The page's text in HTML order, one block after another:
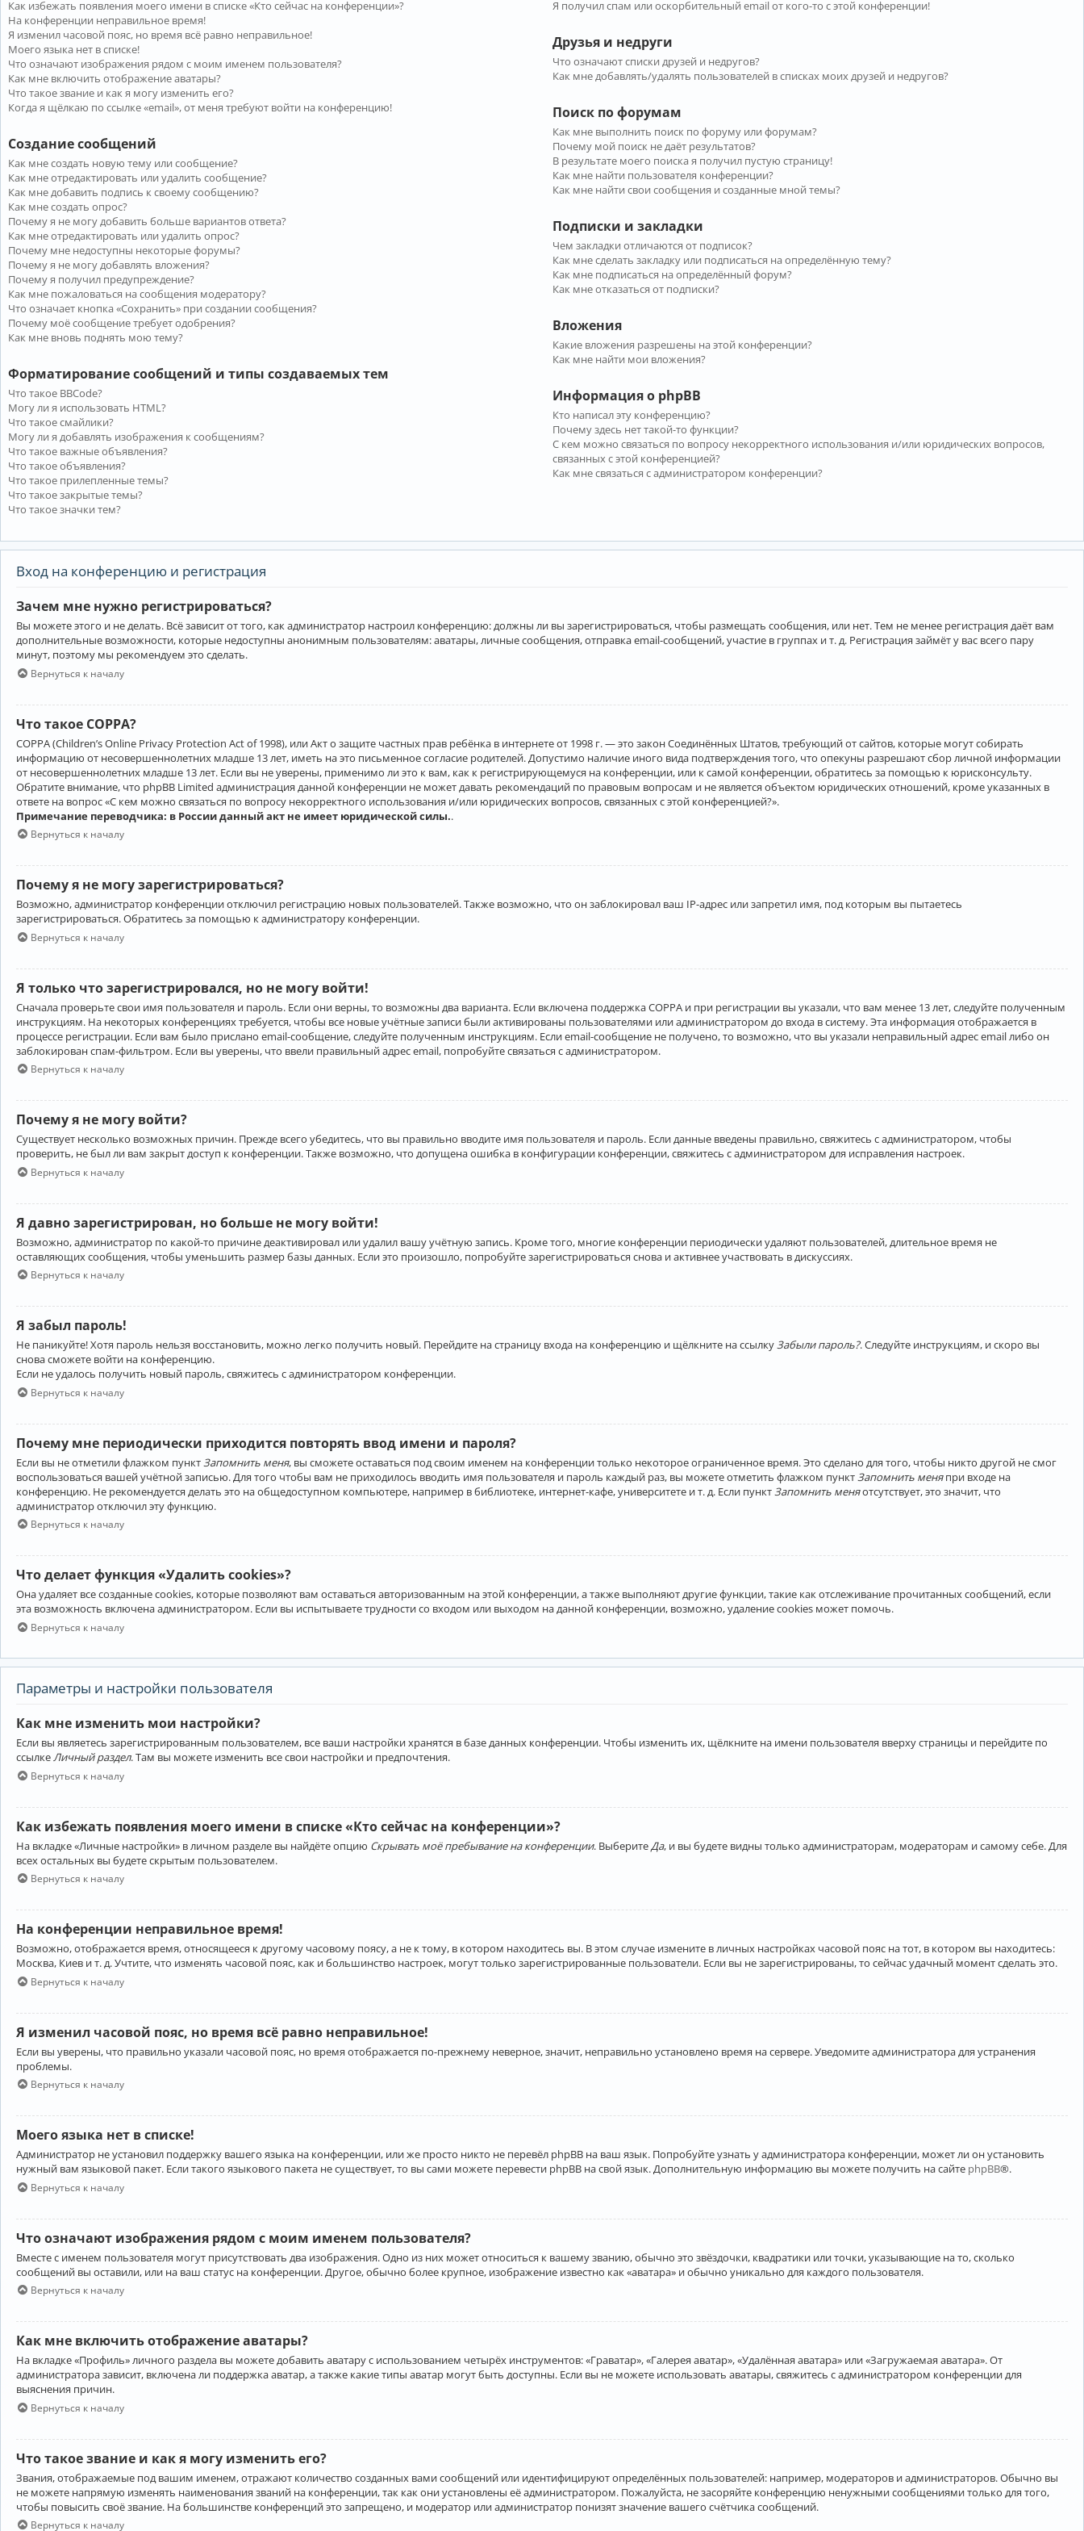
Как избежать появления моего имени в списке «Кто сейчас на конференции»?
На конференции неправильное время!
Я изменил часовой пояс, но время всё равно неправильное!
Моего языка нет в списке!
Что означают изображения рядом с моим именем пользователя?
Как мне включить отображение аватары?
Что такое звание и как я могу изменить его?
Когда я щёлкаю по ссылке «email», от меня требуют войти на конференцию!
Создание сообщений
Как мне создать новую тему или сообщение?
Как мне отредактировать или удалить сообщение?
Как мне добавить подпись к своему сообщению?
Как мне создать опрос?
Почему я не могу добавить больше вариантов ответа?
Как мне отредактировать или удалить опрос?
Почему мне недоступны некоторые форумы?
Почему я не могу добавлять вложения?
Почему я получил предупреждение?
Как мне пожаловаться на сообщения модератору?
Что означает кнопка «Сохранить» при создании сообщения?
Почему моё сообщение требует одобрения?
Как мне вновь поднять мою тему?
Форматирование сообщений и типы создаваемых тем
Что такое BBCode?
Могу ли я использовать HTML?
Что такое смайлики?
Могу ли я добавлять изображения к сообщениям?
Что такое важные объявления?
Что такое объявления?
Что такое прилепленные темы?
Что такое закрытые темы?
Что такое значки тем?
Я получил спам или оскорбительный email от кого-то с этой конференции!
Друзья и недруги
Что означают списки друзей и недругов?
Как мне добавлять/удалять пользователей в списках моих друзей и недругов?
Поиск по форумам
Как мне выполнить поиск по форуму или форумам?
Почему мой поиск не даёт результатов?
В результате моего поиска я получил пустую страницу!
Как мне найти пользователя конференции?
Как мне найти свои сообщения и созданные мной темы?
Подписки и закладки
Чем закладки отличаются от подписок?
Как мне сделать закладку или подписаться на определённую тему?
Как мне подписаться на определённый форум?
Как мне отказаться от подписки?
Вложения
Какие вложения разрешены на этой конференции?
Как мне найти мои вложения?
Информация о phpBB
Кто написал эту конференцию?
Почему здесь нет такой-то функции?
С кем можно связаться по вопросу некорректного использования и/или юридических вопросов,
связанных с этой конференцией?
Как мне связаться с администратором конференции?
Вход на конференцию и регистрация
Зачем мне нужно регистрироваться?
Вы можете этого и не делать. Всё зависит от того, как администратор настроил конференцию: должны ли вы зарегистрироваться, чтобы размещать сообщения, или нет. Тем не менее регистрация даёт вам
дополнительные возможности, которые недоступны анонимным пользователям: аватары, личные сообщения, отправка email-сообщений, участие в группах и т. д. Регистрация займёт у вас всего пару
минут, поэтому мы рекомендуем это сделать.
Вернуться к началу
Что такое COPPA?
COPPA (Children’s Online Privacy Protection Act of 1998), или Акт о защите частных прав ребёнка в интернете от 1998 г. — это закон Соединённых Штатов, требующий от сайтов, которые могут собирать
информацию от несовершеннолетних младше 13 лет, иметь на это письменное согласие родителей. Допустимо наличие иного вида подтверждения того, что опекуны разрешают сбор личной информации
от несовершеннолетних младше 13 лет. Если вы не уверены, применимо ли это к вам, как к регистрирующемуся на конференции, или к самой конференции, обратитесь за помощью к юрисконсульту.
Обратите внимание, что phpBB Limited администрация данной конференции не может давать рекомендаций по правовым вопросам и не является объектом юридических отношений, кроме указанных в
ответе на вопрос «С кем можно связаться по вопросу некорректного использования и/или юридических вопросов, связанных с этой конференцией?».
Примечание переводчика: в России данный акт не имеет юридической силы..
Вернуться к началу
Почему я не могу зарегистрироваться?
Возможно, администратор конференции отключил регистрацию новых пользователей. Также возможно, что он заблокировал ваш IP-адрес или запретил имя, под которым вы пытаетесь
зарегистрироваться. Обратитесь за помощью к администратору конференции.
Вернуться к началу
Я только что зарегистрировался, но не могу войти!
Сначала проверьте свои имя пользователя и пароль. Если они верны, то возможны два варианта. Если включена поддержка COPPA и при регистрации вы указали, что вам менее 13 лет, следуйте полученным
инструкциям. На некоторых конференциях требуется, чтобы все новые учётные записи были активированы пользователями или администратором до входа в систему. Эта информация отображается в
процессе регистрации. Если вам было прислано email-сообщение, следуйте полученным инструкциям. Если email-сообщение не получено, то возможно, что вы указали неправильный адрес email либо он
заблокирован спам-фильтром. Если вы уверены, что ввели правильный адрес email, попробуйте связаться с администратором.
Вернуться к началу
Почему я не могу войти?
Существует несколько возможных причин. Прежде всего убедитесь, что вы правильно вводите имя пользователя и пароль. Если данные введены правильно, свяжитесь с администратором, чтобы
проверить, не был ли вам закрыт доступ к конференции. Также возможно, что допущена ошибка в конфигурации конференции, свяжитесь с администратором для исправления настроек.
Вернуться к началу
Я давно зарегистрирован, но больше не могу войти!
Возможно, администратор по какой-то причине деактивировал или удалил вашу учётную запись. Кроме того, многие конференции периодически удаляют пользователей, длительное время не
оставляющих сообщения, чтобы уменьшить размер базы данных. Если это произошло, попробуйте зарегистрироваться снова и активнее участвовать в дискуссиях.
Вернуться к началу
Я забыл пароль!
Не паникуйте! Хотя пароль нельзя восстановить, можно легко получить новый. Перейдите на страницу входа на конференцию и щёлкните на ссылкуЗабыли пароль?. Следуйте инструкциям, и скоро вы
снова сможете войти на конференцию.
Если не удалось получить новый пароль, свяжитесь с администратором конференции.
Вернуться к началу
Почему мне периодически приходится повторять ввод имени и пароля?
Если вы не отметили флажком пункт Запомнить меня, вы сможете оставаться под своим именем на конференции только некоторое ограниченное время. Это сделано для того, чтобы никто другой не смог
воспользоваться вашей учётной записью. Для того чтобы вам не приходилось вводить имя пользователя и пароль каждый раз, вы можете отметить флажком пункт Запомнить меняпри входе на
конференцию. Не рекомендуется делать это на общедоступном компьютере, например в библиотеке, интернет-кафе, университете и т. д. Если пункт Запомнить меняотсутствует, это значит, что
администратор отключил эту функцию.
Вернуться к началу
Что делает функция «Удалить cookies»?
Она удаляет все созданные cookies, которые позволяют вам оставаться авторизованным на этой конференции, а также выполняют другие функции, такие как отслеживание прочитанных сообщений, если
эта возможность включена администратором. Если вы испытываете трудности со входом или выходом на данной конференции, возможно, удаление cookies может помочь.
Вернуться к началу
Параметры и настройки пользователя
Как мне изменить мои настройки?
Если вы являетесь зарегистрированным пользователем, все ваши настройки хранятся в базе данных конференции. Чтобы изменить их, щёлкните на имени пользователя вверху страницы и перейдите по
ссылкеЛичный раздел. Там вы можете изменить все свои настройки и предпочтения.
Вернуться к началу
Как избежать появления моего имени в списке «Кто сейчас на конференции»?
На вкладке «Личные настройки» в личном разделе вы найдёте опцию Скрывать моё пребывание на конференции. Выберите Да, и вы будете видны только администраторам, модераторам и самому себе. Для
всех остальных вы будете скрытым пользователем.
Вернуться к началу
На конференции неправильное время!
Возможно, отображается время, относящееся к другому часовому поясу, а не к тому, в котором находитесь вы. В этом случае измените в личных настройках часовой пояс на тот, в котором вы находитесь:
Москва, Киев и т. д. Учтите, что изменять часовой пояс, как и большинство настроек, могут только зарегистрированные пользователи. Если вы не зарегистрированы, то сейчас удачный момент сделать это.
Вернуться к началу
Я изменил часовой пояс, но время всё равно неправильное!
Если вы уверены, что правильно указали часовой пояс, но время отображается по-прежнему неверное, значит, неправильно установлено время на сервере. Уведомите администратора для устранения
проблемы.
Вернуться к началу
Моего языка нет в списке!
Администратор не установил поддержку вашего языка на конференции, или же просто никто не перевёл phpBB на ваш язык. Попробуйте узнать у администратора конференции, может ли он установить
нужный вам языковой пакет. Если такого языкового пакета не существует, то вы сами можете перевести phpBB на свой язык. Дополнительную информацию вы можете получить на сайте phpBB®.
Вернуться к началу
Что означают изображения рядом с моим именем пользователя?
Вместе с именем пользователя могут присутствовать два изображения. Одно из них может относиться к вашему званию, обычно это звёздочки, квадратики или точки, указывающие на то, сколько
сообщений вы оставили, или на ваш статус на конференции. Другое, обычно более крупное, изображение известно как «аватара» и обычно уникально для каждого пользователя.
Вернуться к началу
Как мне включить отображение аватары?
На вкладке «Профиль» личного раздела вы можете добавить аватару с использованием четырёх инструментов: «Граватар», «Галерея аватар», «Удалённая аватара» или «Загружаемая аватара». От
администратора зависит, включена ли поддержка аватар, а также какие типы аватар могут быть доступны. Если вы не можете использовать аватары, свяжитесь с администратором конференции для
выяснения причин.
Вернуться к началу
Что такое звание и как я могу изменить его?
Звания, отображаемые под вашим именем, отражают количество созданных вами сообщений или идентифицируют определённых пользователей: например, модераторов и администраторов. Обычно вы
не можете напрямую изменять наименования званий на конференции, так как они установлены её администратором. Пожалуйста, не засоряйте конференцию ненужными сообщениями только для того,
чтобы повысить своё звание. На большинстве конференций это запрещено, и модератор или администратор понизят значение вашего счётчика сообщений.
Вернуться к началу